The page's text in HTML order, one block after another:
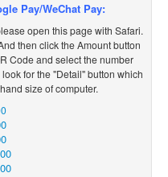
Pay/WeChat Pay:
open this page with Safari.
then click the Amount button
Code and select the number
for the"Detail" button which
size of computer.